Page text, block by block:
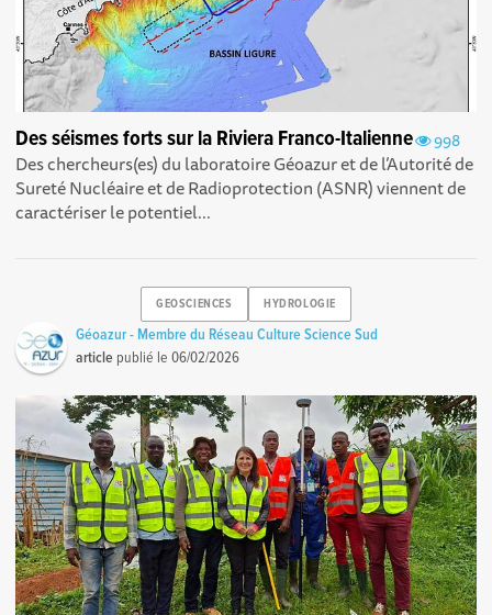
998
Des séismes forts sur la Riviera Franco-Italienne
Des chercheurs(es) du laboratoire Géoazur et de l’Autorité de
Sureté Nucléaire et de Radioprotection (ASNR) viennent de
caractériser le potentiel...
GEOSCIENCES HYDROLOGIE
Géoazur - Membre du Réseau Culture Science Sud
article publié le06/02/2026